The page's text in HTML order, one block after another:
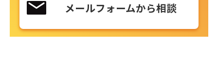
メールフォームから相談